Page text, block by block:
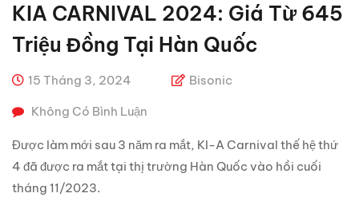
KIA CARNIVAL 2024: Giá Từ 645
Triệu Đồng Tại Hàn Quốc
15 Tháng 3, 2024 Bisonic
Không Có Bình Luận
Được làm mới sau 3 năm ra mắt, KI-A Carnival thế hệ thứ
4 đã được ra mắt tại thị trường Hàn Quốc vào hồi cuối
tháng 11/2023.